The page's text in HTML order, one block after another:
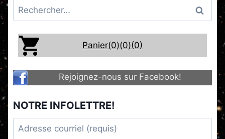
Rechercher :
Panier(0)(0)(0)
Rejoignez-nous sur Facebook!
NOTRE INFOLETTRE!